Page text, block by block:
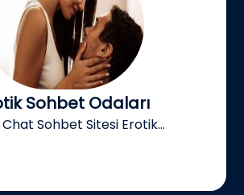
Sohbet Odaları
Sohbet Sitesi Erotik...